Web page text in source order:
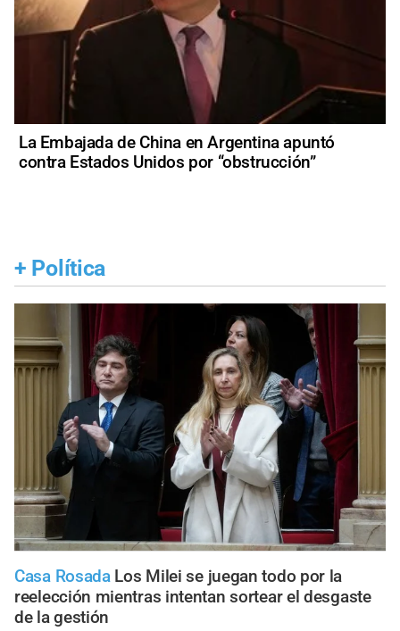
La Embajada de China en Argentina apuntó
contra Estados Unidos por “obstrucción”
+ Política
Casa Rosada Los Milei se juegan todo por la
reelección mientras intentan sortear el desgaste
de la gestión